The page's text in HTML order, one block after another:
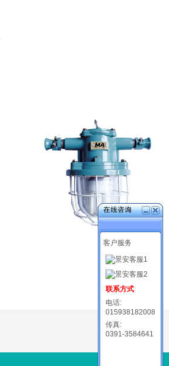
客户服务
联系方式
电话:
015938182008
传真:
0391-3584641